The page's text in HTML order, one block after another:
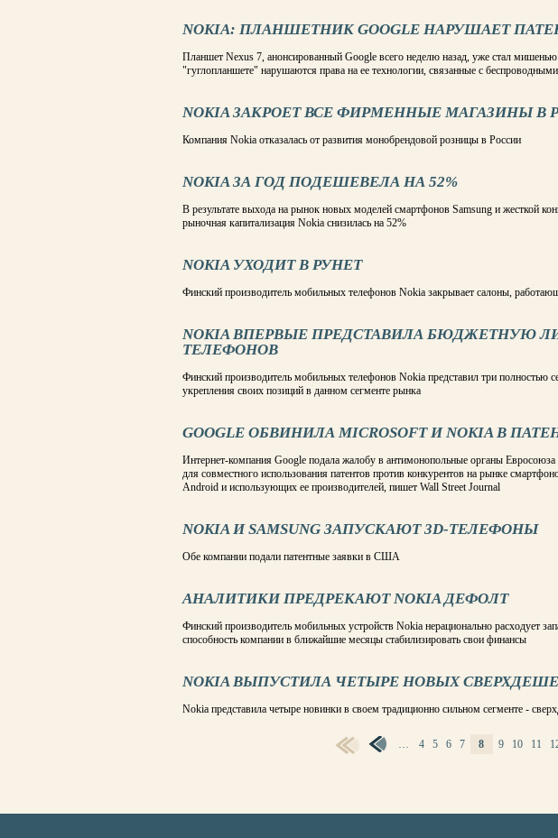
NOKIA: ПЛАНШЕТНИК GOOGLE НАРУШАЕТ
Планшет Nexus 7, анонсированный Google всего неделю назад, уже стал
"гуглопланшете" нарушаются права на ее технологии, связанные с
NOKIA ЗАКРОЕТ ВСЕ ФИРМЕННЫЕ МАГАЗИНЫ В
Компания Nokia отказалась от развития монобрендовой розницы в России
NOKIA ЗА ГОД ПОДЕШЕВЕЛА НА 52%
В результате выхода на рынок новых моделей смартфонов Samsung и жесткой
рыночная капитализация Nokia снизилась на 52%
NOKIA УХОДИТ В РУНЕТ
Финский производитель мобильных телефонов Nokia закрывает салоны,
NOKIA ВПЕРВЫЕ ПРЕДСТАВИЛА БЮДЖЕТНУЮ
ТЕЛЕФОНОВ
Финский производитель мобильных телефонов Nokia представил три полностью
укрепления своих позиций в данном сегменте рынка
GOOGLE ОБВИНИЛА MICROSOFT И NOKIA В
Интернет-компания Google подала жалобу в антимонопольные органы
для совместного использования патентов против конкурентов на рынке
Android и использующих ее производителей, пишет Wall Street Journal
NOKIA И SAMSUNG ЗАПУСКАЮТ 3D-ТЕЛЕФОНЫ
Обе компании подали патентные заявки в США
АНАЛИТИКИ ПРЕДРЕКАЮТ NOKIA ДЕФОЛТ
Финский производитель мобильных устройств Nokia нерационально расходует
способность компании в ближайшие месяцы стабилизировать свои финансы
NOKIA ВЫПУСТИЛА ЧЕТЫРЕ НОВЫХ
Nokia представила четыре новинки в своем традиционно сильном сегменте -
… 4 5 6 7 8 9 10 11